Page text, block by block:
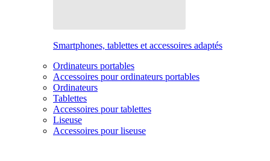
Smartphones, tablettes et accessoires adaptés
Ordinateurs portables
Accessoires pour ordinateurs portables
Ordinateurs
Tablettes
Accessoires pour tablettes
Liseuse
Accessoires pour liseuse